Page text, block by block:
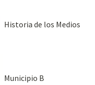
Historia de los Medios
Municipio B